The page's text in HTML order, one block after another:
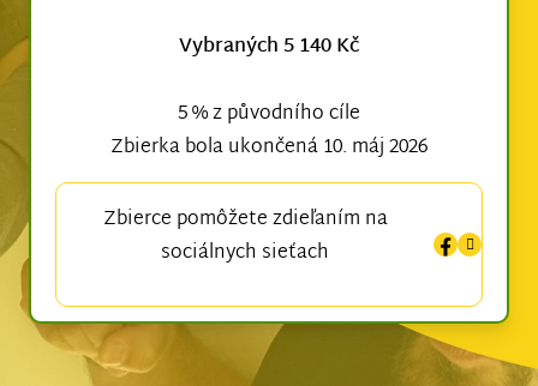
Vybraných 5 140 Kč
5 % z původního cíle
Zbierka bola ukončená 10. máj 2026
Zbierce pomôžete zdieľaním na
sociálnych sieťach